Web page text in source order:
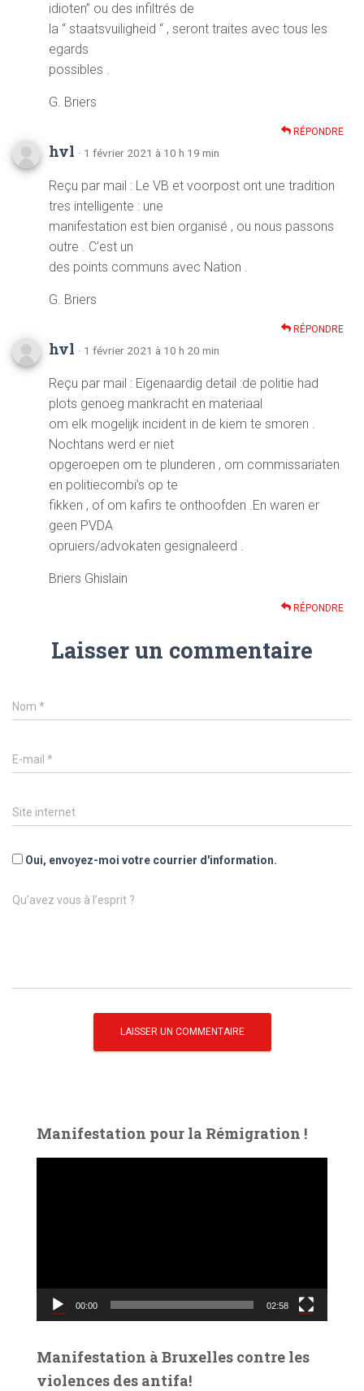
idioten” ou des infiltrés de
la “ staatsvuiligheid “ , seront traites avec tous les
egards
possibles .
G. Briers
RÉPONDRE
hvl · 1 février 2021 à 10 h 19 min
Reçu par mail : Le VB et voorpost ont une tradition
tres intelligente : une
manifestation est bien organisé , ou nous passons
outre . C’est un
des points communs avec Nation .
G. Briers
RÉPONDRE
hvl · 1 février 2021 à 10 h 20 min
Reçu par mail : Eigenaardig detail :de politie had
plots genoeg mankracht en materiaal
om elk mogelijk incident in de kiem te smoren .
Nochtans werd er niet
opgeroepen om te plunderen , om commissariaten
en politiecombi’s op te
fikken , of om kafirs te onthoofden .En waren er
geen PVDA
opruiers/advokaten gesignaleerd .
Briers Ghislain
RÉPONDRE
Laisser un commentaire
Nom *
E-mail *
Site internet
Oui, envoyez-moi votre courrier d'information.
Qu’avez vous à l’esprit ?
Manifestation pour la Rémigration !
v
o
00:00 02:58
Manifestation à Bruxelles contre les
violences des antifa!